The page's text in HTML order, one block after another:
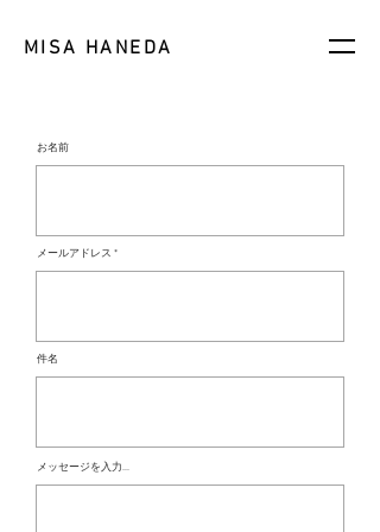
MISA HANEDA
お名前
メールアドレス
件名
メッセージを入力...